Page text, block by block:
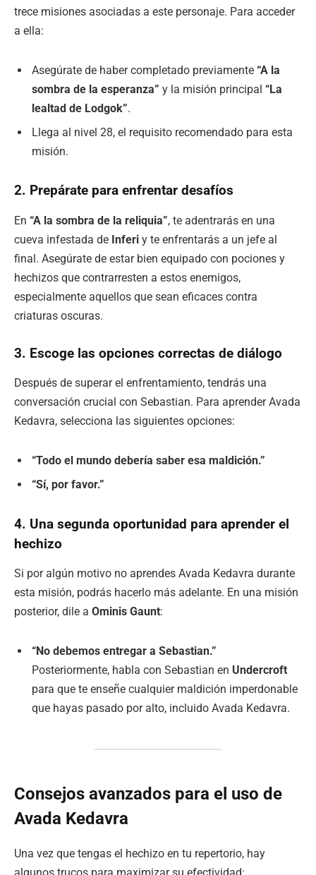
trece misiones asociadas a este personaje. Para acceder
a ella:
Asegúrate de haber completado previamente “A la
sombra de la esperanza” y la misión principal “La
lealtad de Lodgok”.
Llega al nivel 28, el requisito recomendado para esta
misión.
2. Prepárate para enfrentar desafíos
En “A la sombra de la reliquia”, te adentrarás en una
cueva infestada de Inferi y te enfrentarás a un jefe al
final. Asegúrate de estar bien equipado con pociones y
hechizos que contrarresten a estos enemigos,
especialmente aquellos que sean eficaces contra
criaturas oscuras.
3. Escoge las opciones correctas de diálogo
Después de superar el enfrentamiento, tendrás una
conversación crucial con Sebastian. Para aprender Avada
Kedavra, selecciona las siguientes opciones:
“Todo el mundo debería saber esa maldición.”
“Sí, por favor.”
4. Una segunda oportunidad para aprender el
hechizo
Si por algún motivo no aprendes Avada Kedavra durante
esta misión, podrás hacerlo más adelante. En una misión
posterior, dile a Ominis Gaunt:
“No debemos entregar a Sebastian.”
Posteriormente, habla con Sebastian en Undercroft
para que te enseñe cualquier maldición imperdonable
que hayas pasado por alto, incluido Avada Kedavra.
Consejos avanzados para el uso de
Avada Kedavra
Una vez que tengas el hechizo en tu repertorio, hay